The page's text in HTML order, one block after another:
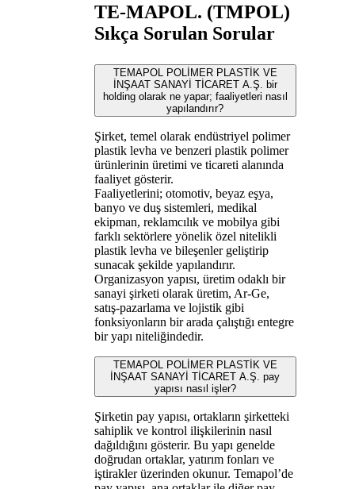
TE-MAPOL. (TMPOL)
Sıkça Sorulan Sorular
TEMAPOL POLİMER PLASTİK VE
İNŞAAT SANAYİ TİCARET A.Ş. bir
holding olarak ne yapar; faaliyetleri nasıl
yapılandırır?
Şirket, temel olarak endüstriyel polimer
plastik levha ve benzeri plastik polimer
ürünlerinin üretimi ve ticareti alanında
faaliyet gösterir.
Faaliyetlerini; otomotiv, beyaz eşya,
banyo ve duş sistemleri, medikal
ekipman, reklamcılık ve mobilya gibi
farklı sektörlere yönelik özel nitelikli
plastik levha ve bileşenler geliştirip
sunacak şekilde yapılandırır.
Organizasyon yapısı, üretim odaklı bir
sanayi şirketi olarak üretim, Ar-Ge,
satış-pazarlama ve lojistik gibi
fonksiyonların bir arada çalıştığı entegre
bir yapı niteliğindedir.
TEMAPOL POLİMER PLASTİK VE
İNŞAAT SANAYİ TİCARET A.Ş. pay
yapısı nasıl işler?
Şirketin pay yapısı, ortakların şirketteki
sahiplik ve kontrol ilişkilerinin nasıl
dağıldığını gösterir. Bu yapı genelde
doğrudan ortaklar, yatırım fonları ve
iştirakler üzerinden okunur. Temapol’de